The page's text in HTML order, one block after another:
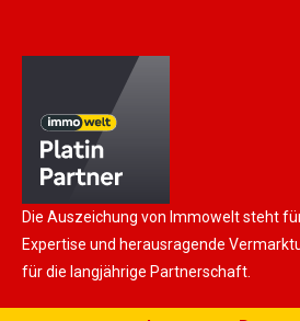
Die Auszeichung von Immowelt steht
Expertise und herausragende
für die langjährige Partnerschaft.